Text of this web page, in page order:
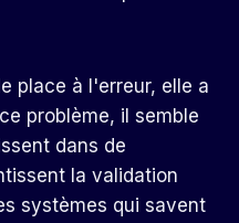
place à l'erreur, elle a
problème, il semble
dans de
la validation
systèmes qui savent